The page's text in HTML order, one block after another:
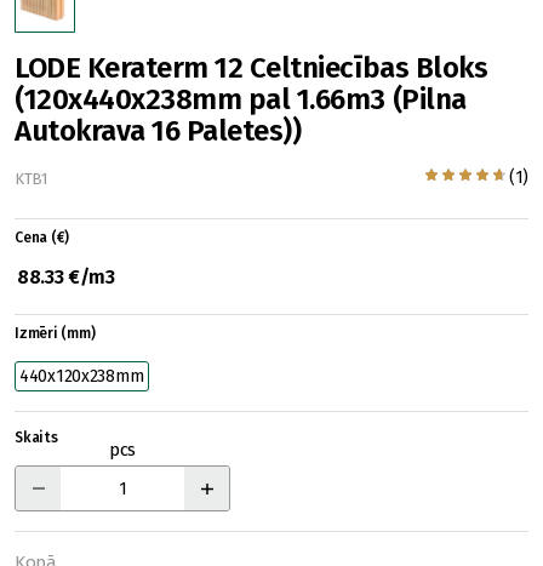
LODE Keraterm 12 Celtniecības Bloks
(120x440x238mm pal 1.66m3 (Pilna
Autokrava 16 Paletes))
(1)
KTB1
Cena (€)
88.33 €/m3
Izmēri (mm)
440x120x238mm
Skaits
pcs